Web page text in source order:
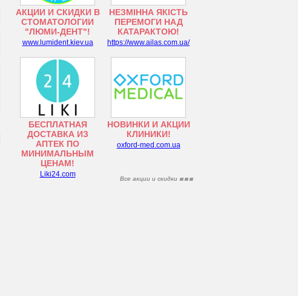
АКЦИИ И СКИДКИ В
СТОМАТОЛОГИИ
"ЛЮМИ-ДЕНТ"!
www.lumident.kiev.ua
НЕЗМІННА ЯКІСТЬ
ПЕРЕМОГИ НАД
КАТАРАКТОЮ!
https://www.ailas.com.ua/
БЕСПЛАТНАЯ
ДОСТАВКА ИЗ
АПТЕК ПО
МИНИМАЛЬНЫМ
ЦЕНАМ!
Liki24.com
НОВИНКИ И АКЦИИ
КЛИНИКИ!
oxford-med.com.ua
Все акции и скидки